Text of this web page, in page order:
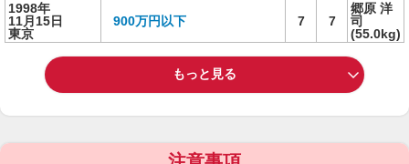
1998年
11月15日
東京
900万円以下 7 7
郷原 洋
司
(55.0kg)
もっと見る